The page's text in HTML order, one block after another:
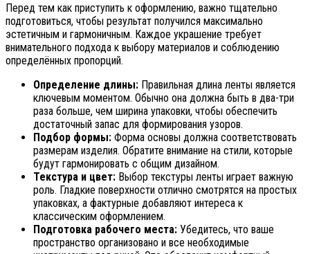
Перед тем как приступить к оформлению, важно тщательно
подготовиться, чтобы результат получился максимально
эстетичным и гармоничным. Каждое украшение требует
внимательного подхода к выбору материалов и соблюдению
определённых пропорций.
Определение длины: Правильная длина ленты является
ключевым моментом. Обычно она должна быть в два-три
раза больше, чем ширина упаковки, чтобы обеспечить
достаточный запас для формирования узоров.
Подбор формы: Форма основы должна соответствовать
размерам изделия. Обратите внимание на стили, которые
будут гармонировать с общим дизайном.
Текстура и цвет: Выбор текстуры ленты играет важную
роль. Гладкие поверхности отлично смотрятся на простых
упаковках, а фактурные добавляют интереса к
классическим оформлением.
Подготовка рабочего места: Убедитесь, что ваше
пространство организовано и все необходимые